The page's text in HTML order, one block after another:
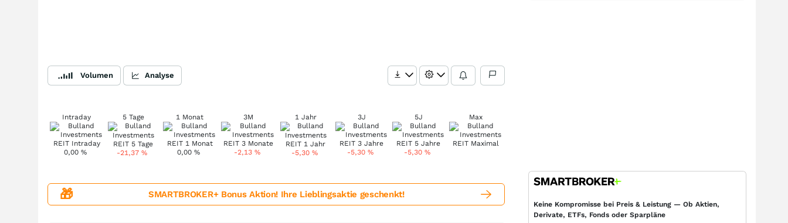
Volumen Analyse
Intraday
0,00%
5 Tage
-21,37%
1 Monat
0,00 %
3M
-2,13 %
1 Jahr
-5,30 %
3J
-5,30%
5J
-5,30%
Max
🎁 SMARTBROKER+ Bonus Aktion! Ihre Lieblingsaktie geschenkt!
Keine Kompromisse bei Preis & Leistung — Ob Aktien,
Derivate, ETFs, Fonds oder Sparpläne